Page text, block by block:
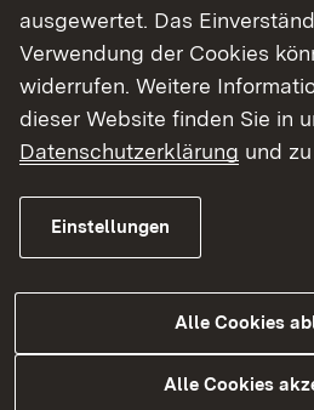
Weitere
Gefördert werden
Kriseninvention sowie
nachsorgende Aufgaben
Kinderschutzhäuser #FKH#
Maßnahmen der Frauen-
Kinderschutzhäuser.
ausgewertet. Das
Verwendung der Cookies
widerrufen. Weitere
dieser Website finden Sie in
Datenschutzerklärung und
Einstellungen
Alle Cookies
Alle Cookies